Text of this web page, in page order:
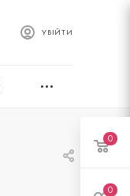
УВІЙТИ
0
0